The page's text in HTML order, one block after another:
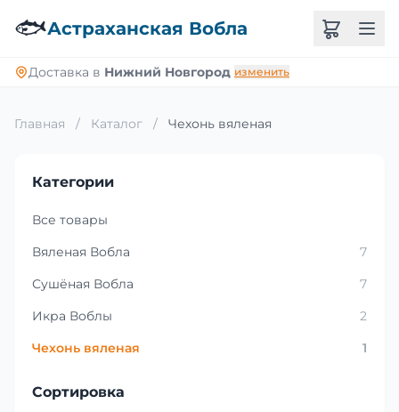
🐟Астраханская Вобла
Доставка в Нижний Новгород изменить
Главная / Каталог / Чехонь вяленая
Категории
Все товары
Вяленая Вобла
7
Сушёная Вобла
7
Икра Воблы
2
Чехонь вяленая
1
Сортировка